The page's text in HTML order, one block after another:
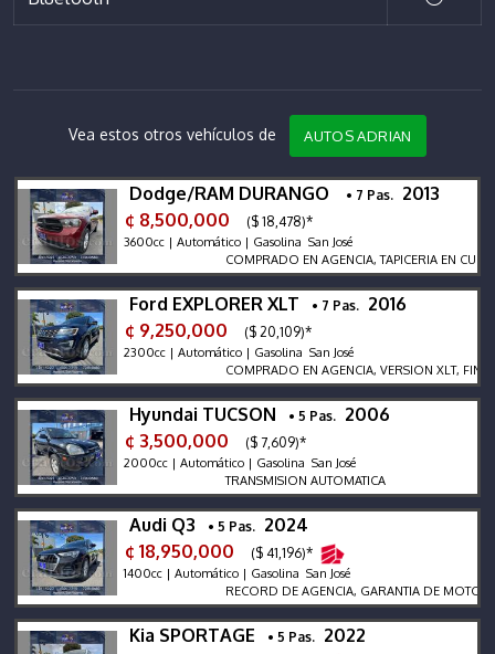
Vea estos otros vehículos de AUTOS ADRIAN
Dodge/RAM DURANGO • 7 Pas. 2013
¢ 8,500,000
($ 18,478)*
3600cc | Automático | Gasolina San José
COMPRADO EN AGENCIA, TAPICERIA EN CUERO,
Ford EXPLORER XLT • 7 Pas. 2016
¢ 9,250,000
($ 20,109)*
2300cc | Automático | Gasolina San José
COMPRADO EN AGENCIA, VERSION XLT,
Hyundai TUCSON • 5 Pas. 2006
¢ 3,500,000
($ 7,609)*
2000cc | Automático | Gasolina San José
TRANSMISION AUTOMATICA
Audi Q3 • 5 Pas. 2024
¢ 18,950,000
($ 41,196)*
1400cc | Automático | Gasolina San José
RECORD DE AGENCIA, GARANTIA DE MOTORTEC,
Kia SPORTAGE • 5 Pas. 2022